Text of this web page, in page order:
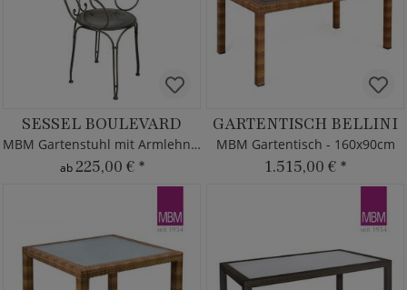
SESSEL BOULEVARD
MBM Gartenstuhl mit Armlehnen
ab225,00 € *
GARTENTISCH BELLINI
MBM Gartentisch - 160x90cm
1.515,00 € *